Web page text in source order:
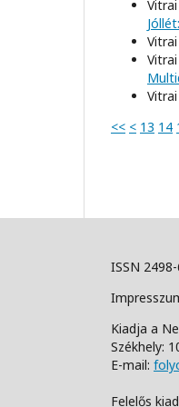
<< < 13 14
ISSN
Kiadja a
Székhely:
E-mail:
Felelős